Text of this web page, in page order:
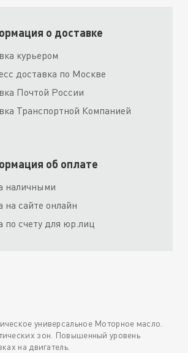
о доставке
курьером
доставка по Москве
Почтой России
Транспортной Компанией
об оплате
наличными
на сайте онлайн
по счету для юр.лиц
универсальное Моторное масло.
зон. Повышенный уровень
на двигатель.